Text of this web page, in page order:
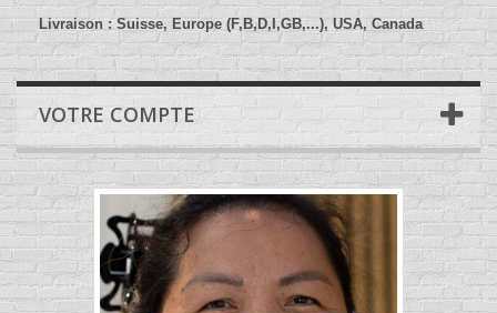
Livraison : Suisse, Europe (F,B,D,I,GB,...), USA, Canada
VOTRE COMPTE